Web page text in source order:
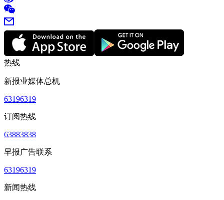
热线
新报业媒体总机
63196319
订阅热线
63883838
早报广告联系
63196319
新闻热线